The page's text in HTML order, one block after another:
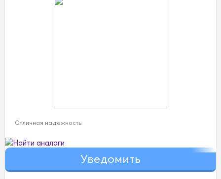
Отличная надежность
Найти аналоги